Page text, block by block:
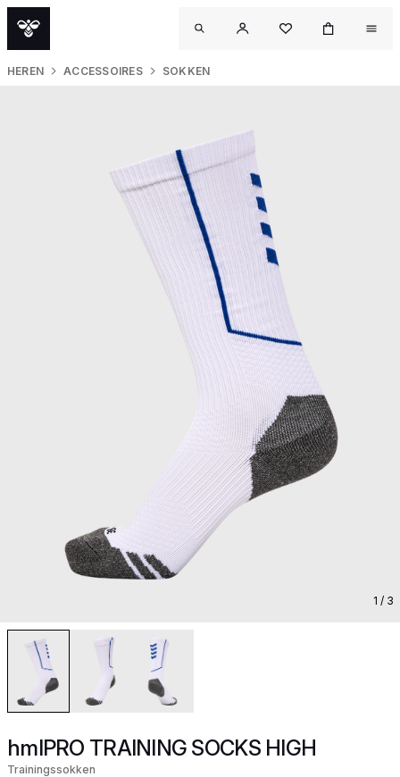
HEREN ACCESSOIRES SOKKEN
1 / 3
hmlPRO TRAINING SOCKS HIGH
Trainingssokken